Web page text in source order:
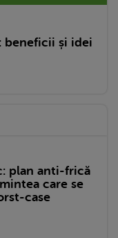
beneficii și idei
plan anti-frică
care se
case